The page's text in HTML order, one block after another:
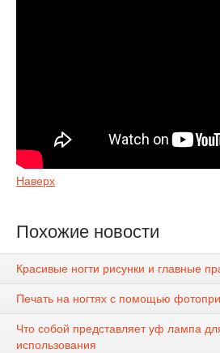
Наверх
Похожие новости
Красивые ногти рисунки и главные
Печать на ногтях с помощью
Что собой представляет уф лампа
использования